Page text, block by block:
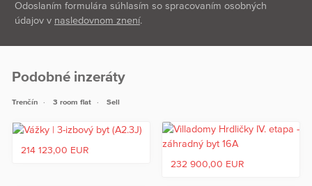
Odoslaním formulára súhlasím so spracovaním osobných
údajov v nasledovnom znení.
Podobné inzeráty
Trenčín 3 room flat Sell
214 123,00 EUR
232 900,00 EUR